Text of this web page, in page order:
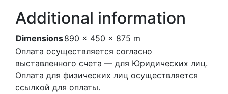
Additional information
Dimensions890 × 450 × 875 m
Оплата осуществляется согласно
выставленного счета — для Юридических лиц.
Оплата для физических лиц осуществляется
ссылкой для оплаты.